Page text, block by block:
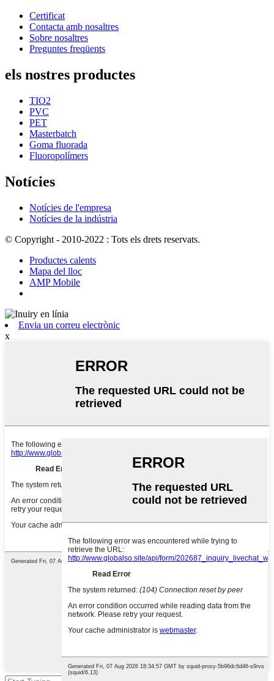
Certificat
Contacta amb nosaltres
Sobre nosaltres
Preguntes freqüents
els nostres productes
TIO2
PVC
PET
Masterbatch
Goma fluorada
Fluoropolímers
Notícies
Notícies de l'empresa
Notícies de la indústria
© Copyright - 2010-2022 : Tots els drets reservats.
Productes calents
Mapa del lloc
AMP Mobile
Envia un correu electrònic
x